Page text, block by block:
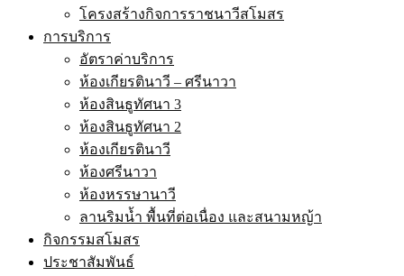
โครงสร้างกิจการราชนาวีสโมสร
การบริการ
อัตราค่าบริการ
ห้องเกียรตินาวี – ศรีนาวา
ห้องสินธูทัศนา 3
ห้องสินธูทัศนา 2
ห้องเกียรตินาวี
ห้องศรีนาวา
ห้องหรรษานาวี
ลานริมน้ำ พื้นที่ต่อเนื่อง และสนามหญ้า
กิจกรรมสโมสร
ประชาสัมพันธ์